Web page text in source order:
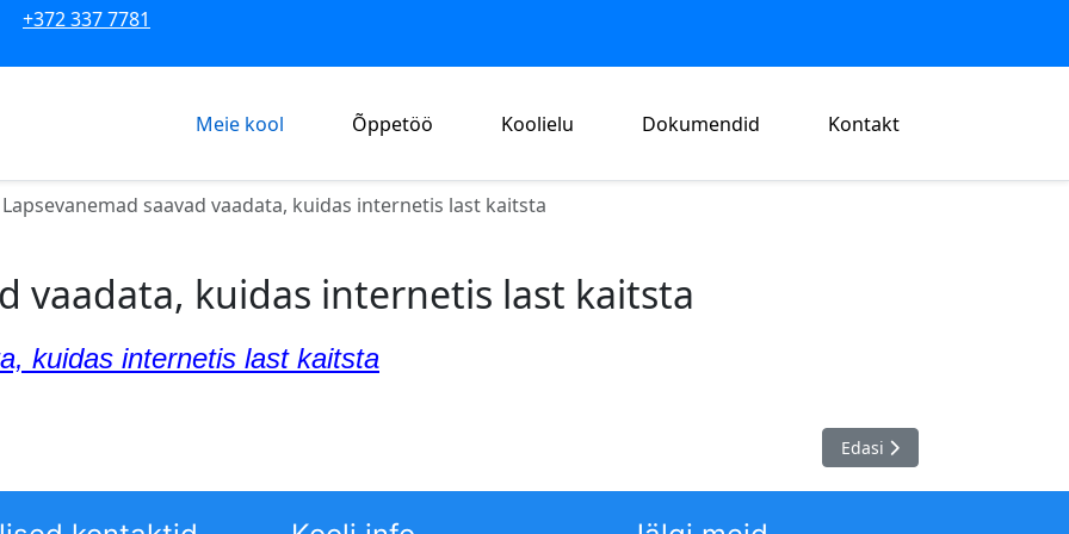
+372 337 7781
Meie kool Õppetöö Koolielu Dokumendid Kontakt
Lapsevanemad saavad vaadata, kuidas internetis last kaitsta
vaadata, kuidas internetis last kaitsta
kuidas internetis last kaitsta
Järgmine artikkel: Käivitus
Edasi